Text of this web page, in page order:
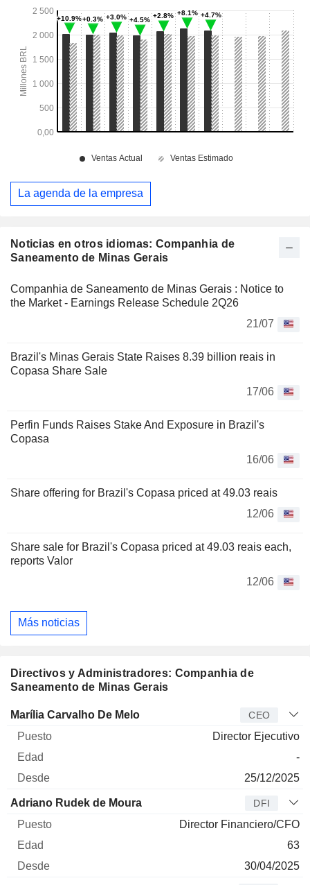
Noticias en otros idiomas: Companhia de
Saneamento de Minas Gerais
Companhia de Saneamento de Minas Gerais : Notice to
the Market - Earnings Release Schedule 2Q26
21/07
Brazil's Minas Gerais State Raises 8.39 billion reais in
Copasa Share Sale
17/06
Perfin Funds Raises Stake And Exposure in Brazil's
Copasa
16/06
Share offering for Brazil's Copasa priced at 49.03 reais
12/06
Share sale for Brazil's Copasa priced at 49.03 reais each,
reports Valor
12/06
Más noticias
Directivos y Administradores: Companhia de
Saneamento de Minas Gerais
Director Puesto Edad Desde
Marília Carvalho De Melo CEO
Director Ejecutivo
-
25/12/2025
Adriano Rudek de Moura DFI
Director Financiero/CFO
63
30/04/2025
La agenda de la empresa